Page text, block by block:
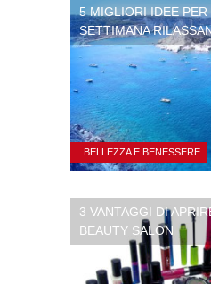
BELLEZZA E BENESSERE
5 MIGLIORI IDEE PER
SETTIMANA
3 VANTAGGI DI
BEAUTY SALON